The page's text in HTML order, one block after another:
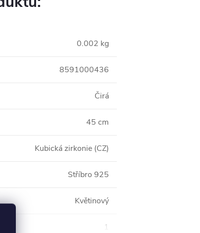
0.002 kg
8591000436
Čirá
45 cm
Kubická zirkonie (CZ)
Stříbro 925
Květinový
1